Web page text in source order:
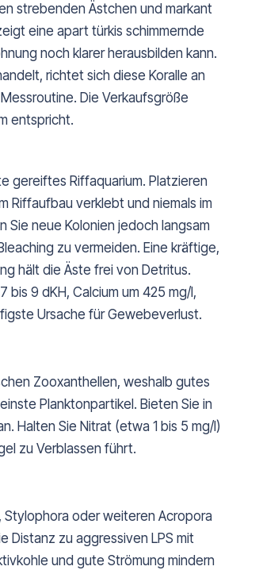
strebenden Ästchen und markant
eine apart türkis schimmernde
noch klarer herausbilden kann.
richtet sich diese Koralle an
Die Verkaufsgröße
entspricht.
gereiftes Riffaquarium. Platzieren
Riffaufbau verklebt und niemals im
Sie neue Kolonien jedoch langsam
zu vermeiden. Eine kräftige,
hält die Äste frei von Detritus.
bis 9 dKH, Calcium um 425 mg/l,
Ursache für Gewebeverlust.
Zooxanthellen, weshalb gutes
Planktonpartikel. Bieten Sie in
Halten Sie Nitrat (etwa 1 bis 5 mg/l)
zu Verblassen führt.
Stylophora oder weiteren Acropora
Distanz zu aggressiven LPS mit
und gute Strömung mindern